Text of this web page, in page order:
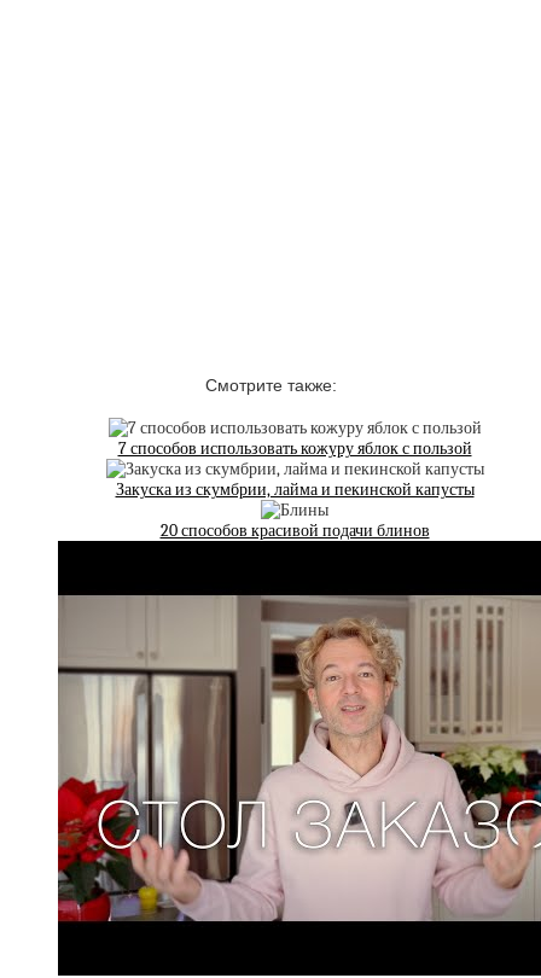
Смотрите также:
7 способов использовать кожуру яблок с пользой
Закуска из скумбрии, лайма и пекинской капусты
20 способов красивой подачи блинов